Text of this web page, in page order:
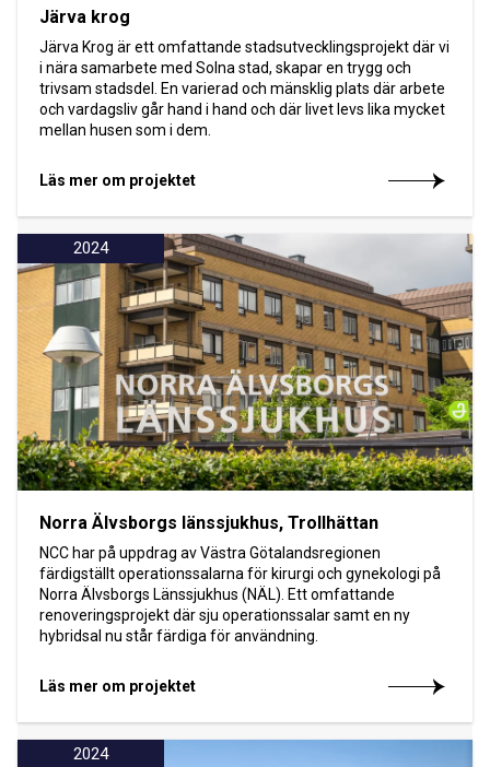
Järva krog
Järva Krog är ett omfattande stadsutvecklingsprojekt där vi
i nära samarbete med Solna stad, skapar en trygg och
trivsam stadsdel. En varierad och mänsklig plats där arbete
och vardagsliv går hand i hand och där livet levs lika mycket
mellan husen som i dem.
Läs mer om projektet
2024
Norra Älvsborgs länssjukhus, Trollhättan
NCC har på uppdrag av Västra Götalandsregionen
färdigställt operationssalarna för kirurgi och gynekologi på
Norra Älvsborgs Länssjukhus (NÄL). Ett omfattande
renoveringsprojekt där sju operationssalar samt en ny
hybridsal nu står färdiga för användning.
Läs mer om projektet
2024